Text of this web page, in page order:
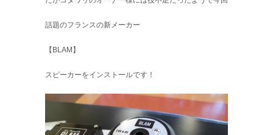
話題のフランスの新メーカー
【BLAM】
スピーカーをインストールです！